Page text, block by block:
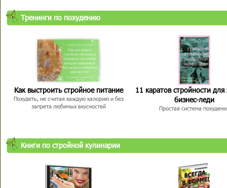
Тренинги по похудению
Как выстроить стройное питание
Похудеть, не считая каждую калорию и без
запрета любимых вкусностей
11 каратов стройности для
бизнес-леди
Простая система
Книги по стройной кулинарии